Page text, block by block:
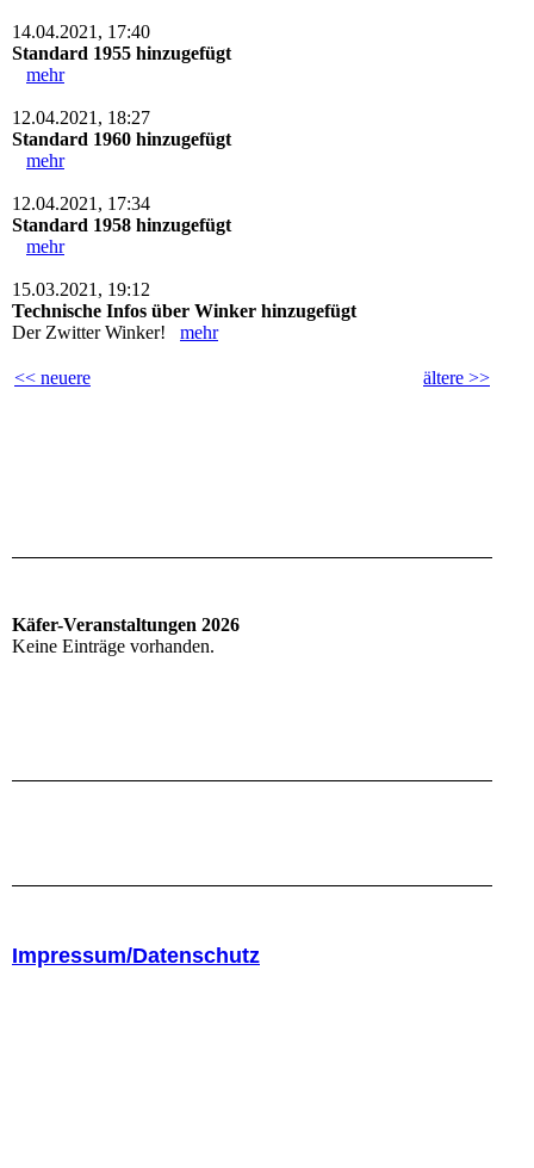
14.04.2021, 17:40
Standard 1955 hinzugefügt
mehr
12.04.2021, 18:27
Standard 1960 hinzugefügt
mehr
12.04.2021, 17:34
Standard 1958 hinzugefügt
mehr
15.03.2021, 19:12
Technische Infos über Winker hinzugefügt
Der Zwitter Winker! mehr
<< neuere ältere >>
Käfer-Veranstaltungen 2026
Keine Einträge vorhanden.
Impressum/Datenschutz